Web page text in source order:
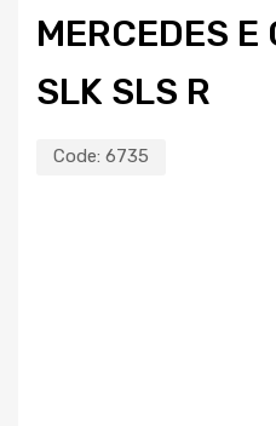
MERCEDES E
SLK SLS R
Code: 6735